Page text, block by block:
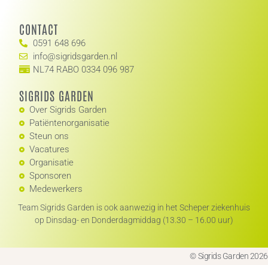
CONTACT
0591 648 696
info@sigridsgarden.nl
NL74 RABO 0334 096 987
SIGRIDS GARDEN
Over Sigrids Garden
Patiëntenorganisatie
Steun ons
Vacatures
Organisatie
Sponsoren
Medewerkers
Team Sigrids Garden is ook aanwezig in het Scheper ziekenhuis
op Dinsdag- en Donderdagmiddag (13.30 – 16.00 uur)
© Sigrids Garden 2026